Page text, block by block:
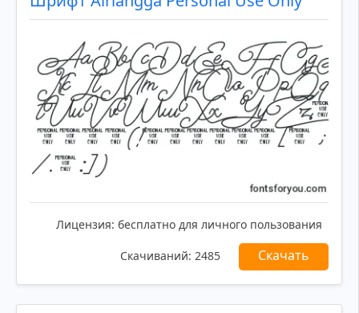
Лицензия: бесплатно для личного пользования
Скачиваний: 2485 Скачать